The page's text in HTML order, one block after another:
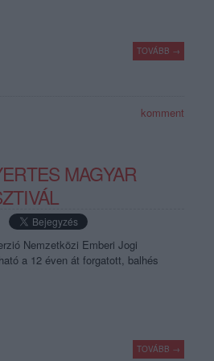
TOVÁBB →
komment
MAGYAR
Nemzetközi Emberi Jogi
a 12 éven át forgatott, balhés
TOVÁBB →